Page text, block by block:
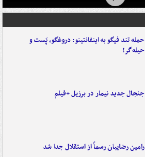
حمله تند فیگو به اینفانتینو: دروغگو، پَست‌ و
حیله‌گر!
جنجال جدید نیمار در برزیل +فیلم
رامین رضاییان رسماً از استقلال جدا شد